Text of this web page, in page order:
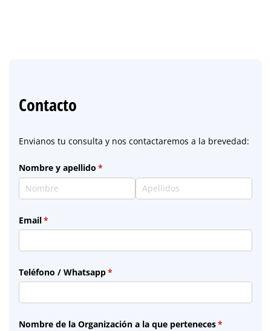
Contacto
Envianos tu consulta y nos contactaremos a la brevedad:
Nombre y apellido *
(necesario)
Email*
(necesario)
Teléfono /​ Whatsapp*
(necesario)
Nombre de la Organización a la que perteneces*
(necesario)